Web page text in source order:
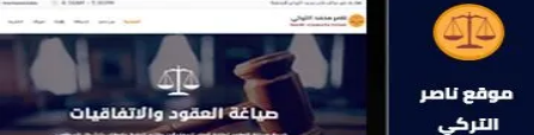
موقع ناصر التركي للمحاماة